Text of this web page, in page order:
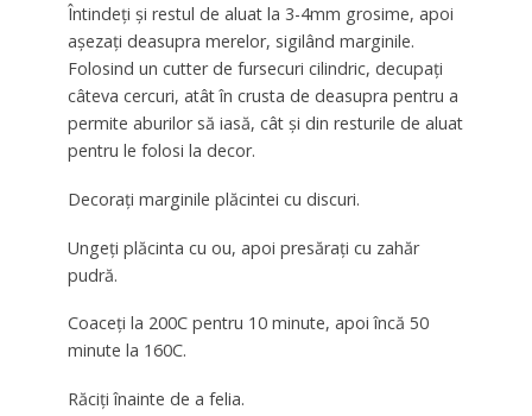
Întindeți și restul de aluat la 3-4mm grosime, apoi
așezați deasupra merelor, sigilând marginile.
Folosind un cutter de fursecuri cilindric, decupați
câteva cercuri, atât în crusta de deasupra pentru a
permite aburilor să iasă, cât și din resturile de aluat
pentru le folosi la decor.
Decorați marginile plăcintei cu discuri.
Ungeți plăcinta cu ou, apoi presărați cu zahăr
pudră.
Coaceți la 200C pentru 10 minute, apoi încă 50
minute la 160C.
Răciți înainte de a felia.